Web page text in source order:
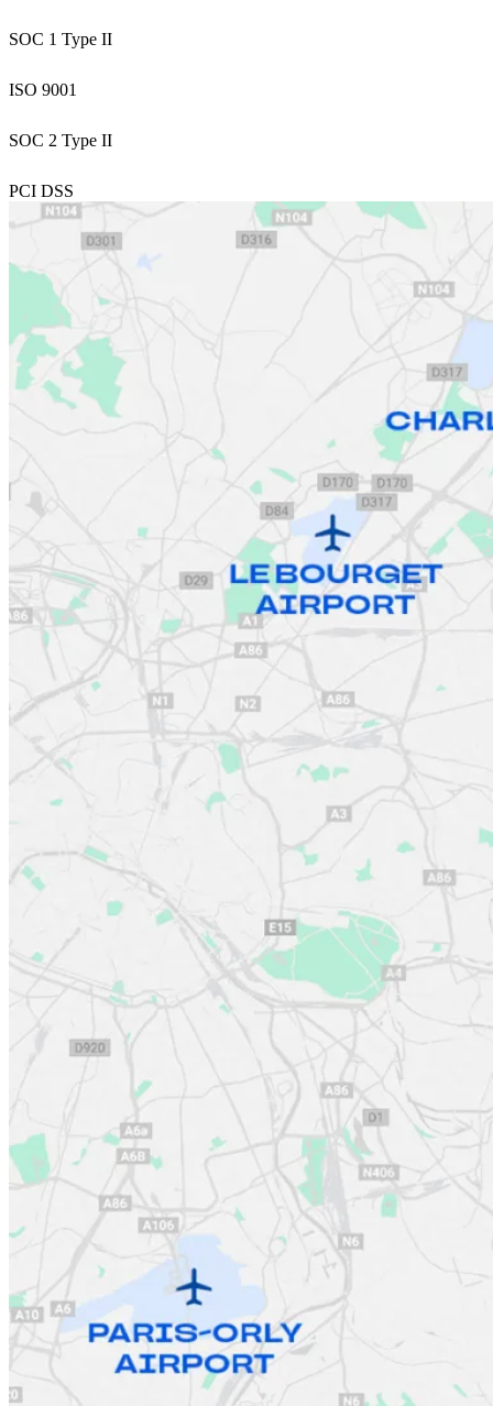
SOC 1 Type II
ISO 9001
SOC 2 Type II
PCI DSS